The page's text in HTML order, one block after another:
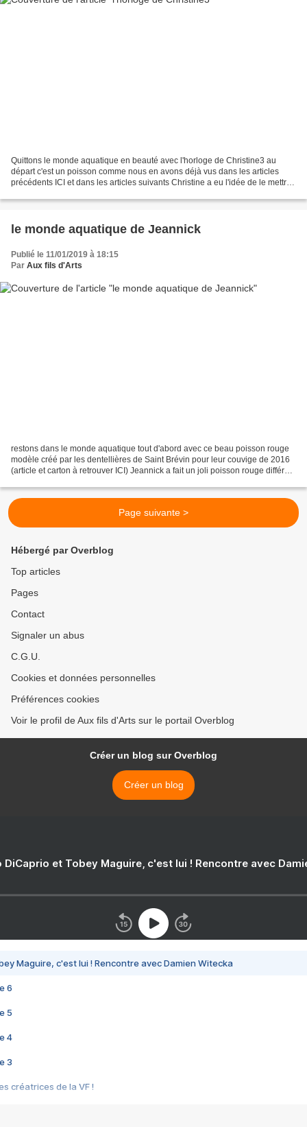
Quittons le monde aquatique en beauté avec l'horloge de Christine3 au
départ c'est un poisson comme nous en avons déjà vus dans les articles
précédents ICI et dans les articles suivants Christine a eu l'idée de le mettre
le monde aquatique de Jeannick
Publié le 11/01/2019 à 18:15
Par Aux fils d'Arts
restons dans le monde aquatique tout d'abord avec ce beau poisson rouge
modèle créé par les dentellières de Saint Brévin pour leur couvige de 2016
(article et carton à retrouver ICI) Jeannick a fait un joli poisson rouge différent
Page suivante >
Hébergé par Overblog
Top articles
Pages
Contact
Signaler un abus
C.G.U.
Cookies et données personnelles
Préférences cookies
Voir le profil de Aux fils d'Arts sur le portail Overblog
Créer un blog sur Overblog
Créer un blog
DiCaprio et Tobey Maguire, c'est lui ! Rencontre avec
Maguire, c'est lui ! Rencontre avec Damien Witecka
6
5
4
3
créatrices de la VF !